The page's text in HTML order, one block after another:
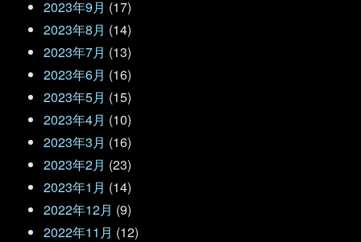
2023年9月 (17)
2023年8月 (14)
2023年7月 (13)
2023年6月 (16)
2023年5月 (15)
2023年4月 (10)
2023年3月 (16)
2023年2月 (23)
2023年1月 (14)
2022年12月 (9)
2022年11月 (12)